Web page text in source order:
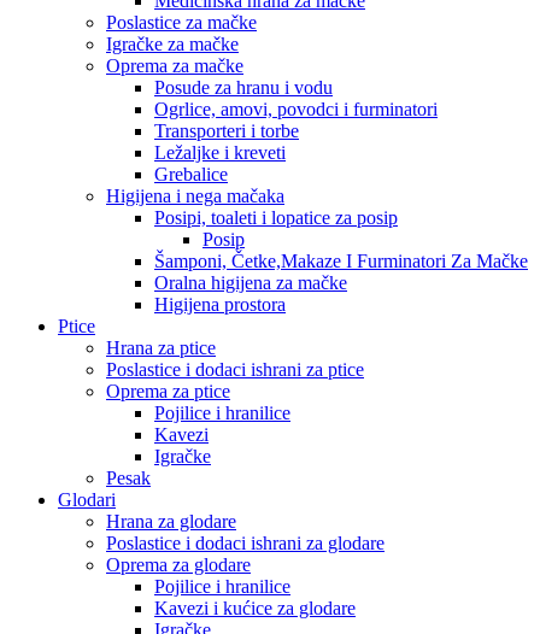
Poslastice za mačke
Igračke za mačke
Oprema za mačke
Posude za hranu i vodu
Ogrlice, amovi, povodci i furminatori
Transporteri i torbe
Ležaljke i kreveti
Grebalice
Higijena i nega mačaka
Posipi, toaleti i lopatice za posip
Posip
Šamponi, Četke,Makaze I Furminatori Za Mačke
Oralna higijena za mačke
Higijena prostora
Ptice
Hrana za ptice
Poslastice i dodaci ishrani za ptice
Oprema za ptice
Pojilice i hranilice
Kavezi
Igračke
Pesak
Glodari
Hrana za glodare
Poslastice i dodaci ishrani za glodare
Oprema za glodare
Pojilice i hranilice
Kavezi i kućice za glodare
Igračke